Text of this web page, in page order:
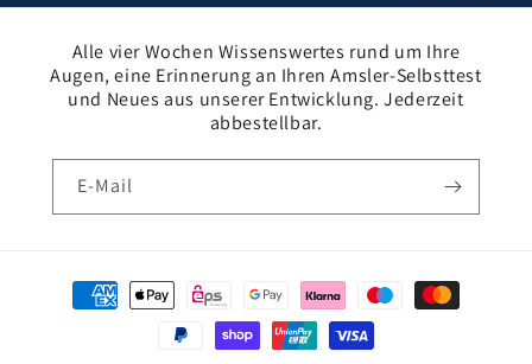
Alle vier Wochen Wissenswertes rund um Ihre
Augen, eine Erinnerung an Ihren Amsler-Selbsttest
und Neues aus unserer Entwicklung. Jederzeit
abbestellbar.
E-Mail
Zahlungsmethoden